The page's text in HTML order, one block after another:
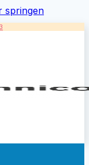
springen